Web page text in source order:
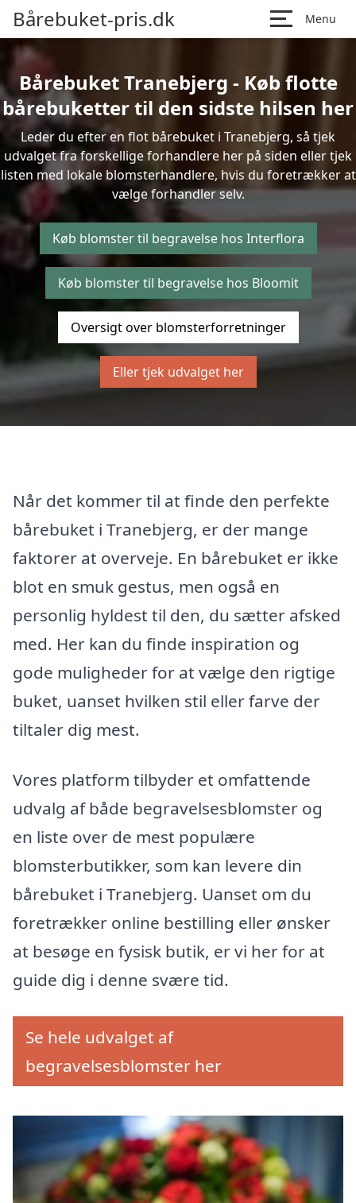
Bårebuket-pris.dk Menu
Bårebuket Tranebjerg - Køb flotte
bårebuketter til den sidste hilsen her
Leder du efter en flot bårebuket i Tranebjerg, så tjek
udvalget fra forskellige forhandlere her på siden eller tjek
listen med lokale blomsterhandlere, hvis du foretrækker at
vælge forhandler selv.
Køb blomster til begravelse hos Interflora
Køb blomster til begravelse hos Bloomit
Oversigt over blomsterforretninger
Eller tjek udvalget her
Når det kommer til at finde den perfekte
bårebuket i Tranebjerg, er der mange
faktorer at overveje. En bårebuket er ikke
blot en smuk gestus, men også en
personlig hyldest til den, du sætter afsked
med. Her kan du finde inspiration og
gode muligheder for at vælge den rigtige
buket, uanset hvilken stil eller farve der
tiltaler dig mest.
Vores platform tilbyder et omfattende
udvalg af både begravelsesblomster og
en liste over de mest populære
blomsterbutikker, som kan levere din
bårebuket i Tranebjerg. Uanset om du
foretrækker online bestilling eller ønsker
at besøge en fysisk butik, er vi her for at
guide dig i denne svære tid.
Se hele udvalget af
begravelsesblomster her